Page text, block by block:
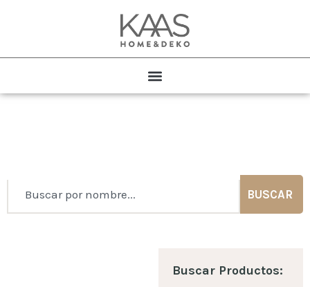
BUSCAR
Buscar Productos: